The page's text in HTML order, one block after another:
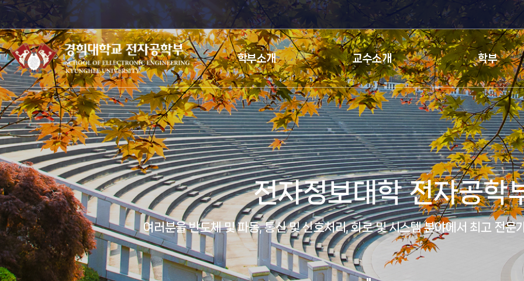
검색창 열기
학부소개 교수소개 학부
전자정보대학 전
여러분을 반도체 및 파동, 통신 및 신호처리, 회로 및 시스템 분야에